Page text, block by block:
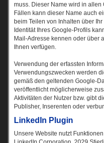
muss. Dieser Name wird in
Fällen kann dieser Name auch
beim Teilen von Inhalten über
Identität Ihres Google-Profils
Mail-Adresse kennen oder über
Ihnen verfügen.
Verwendung der erfassten
Verwendungszwecken werden
gemäß den geltenden Google-
veröffentlicht möglicherweise
Aktivitäten der Nutzer bzw. gibt
Publisher, Inserenten oder
LinkedIn Plugin
Unsere Website nutzt